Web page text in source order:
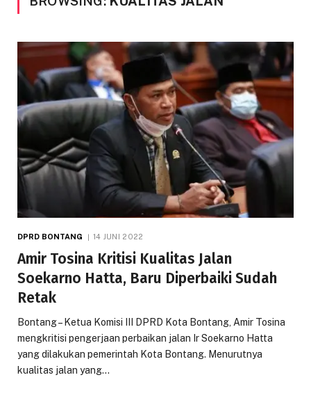
DPRD BONTANG 14 JUNI 2022
Amir Tosina Kritisi Kualitas Jalan
Soekarno Hatta, Baru Diperbaiki Sudah
Retak
Bontang – Ketua Komisi III DPRD Kota Bontang, Amir Tosina
mengkritisi pengerjaan perbaikan jalan Ir Soekarno Hatta
yang dilakukan pemerintah Kota Bontang. Menurutnya
kualitas jalan yang…